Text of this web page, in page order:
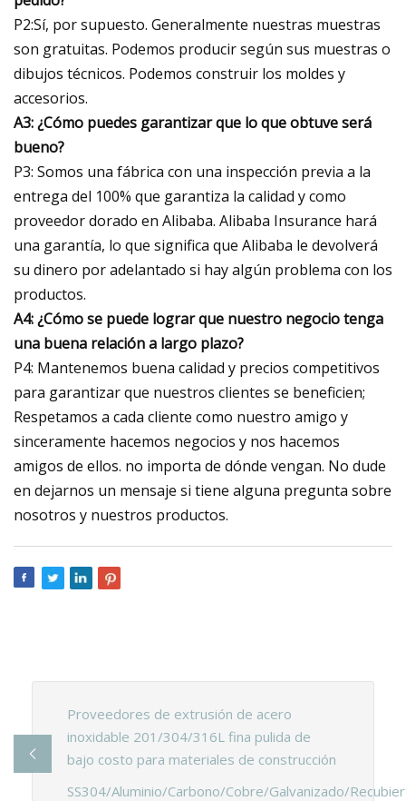
P2:Sí, por supuesto. Generalmente nuestras muestras
son gratuitas. Podemos producir según sus muestras o
dibujos técnicos. Podemos construir los moldes y
accesorios.
A3: ¿Cómo puedes garantizar que lo que obtuve será
bueno?
P3: Somos una fábrica con una inspección previa a la
entrega del 100% que garantiza la calidad y como
proveedor dorado en Alibaba. Alibaba Insurance hará
una garantía, lo que significa que Alibaba le devolverá
su dinero por adelantado si hay algún problema con los
productos.
A4: ¿Cómo se puede lograr que nuestro negocio tenga
una buena relación a largo plazo?
P4: Mantenemos buena calidad y precios competitivos
para garantizar que nuestros clientes se beneficien;
Respetamos a cada cliente como nuestro amigo y
sinceramente hacemos negocios y nos hacemos
amigos de ellos. no importa de dónde vengan. No dude
en dejarnos un mensaje si tiene alguna pregunta sobre
nosotros y nuestros productos.
Proveedores de extrusión de acero
inoxidable 201/304/316L fina pulida de
bajo costo para materiales de construcción
SS304/Aluminio/Carbono/Cobre/Galvanizado/